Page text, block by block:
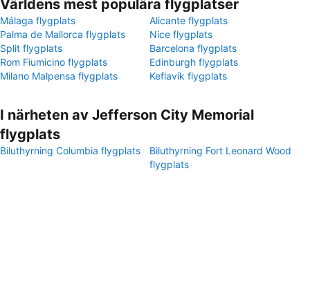
Världens mest populära flygplatser
Málaga flygplats
Alicante flygplats
Palma de Mallorca flygplats
Nice flygplats
Split flygplats
Barcelona flygplats
Rom Fiumicino flygplats
Edinburgh flygplats
Milano Malpensa flygplats
Keflavík flygplats
I närheten av Jefferson City Memorial
flygplats
Biluthyrning Columbia flygplats
Biluthyrning Fort Leonard Wood
flygplats